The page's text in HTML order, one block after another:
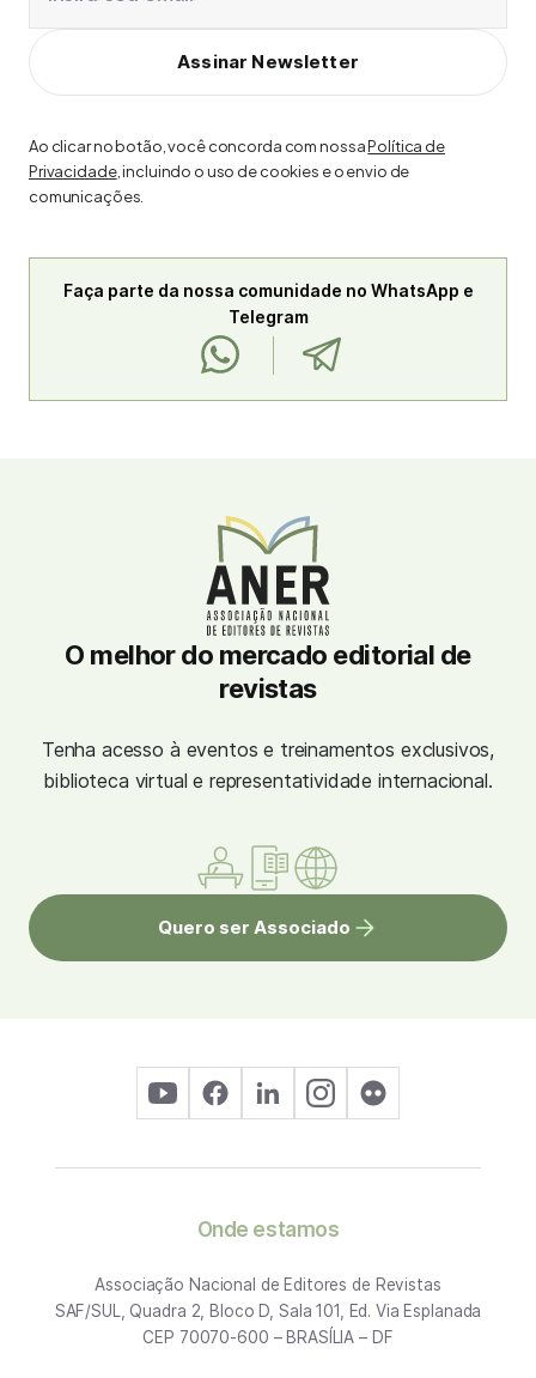
Assinar Newsletter
Ao clicar no botão, você concorda com nossaPolítica de
Privacidade, incluindo o uso de cookies e o envio de
comunicações.
Faça parte da nossa comunidade no WhatsApp e
Telegram
O melhor do mercado editorial de
revistas
Tenha acesso à eventos e treinamentos exclusivos,
biblioteca virtual e representatividade internacional.
Quero ser Associado
Onde estamos
Associação Nacional de Editores de Revistas
SAF/SUL, Quadra 2, Bloco D, Sala 101, Ed. Via Esplanada
CEP 70070-600 – BRASÍLIA – DF